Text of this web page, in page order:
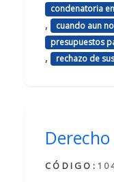
condenatoria
, cuando aun
presupuestos
, rechazo de
CÓDIGO: